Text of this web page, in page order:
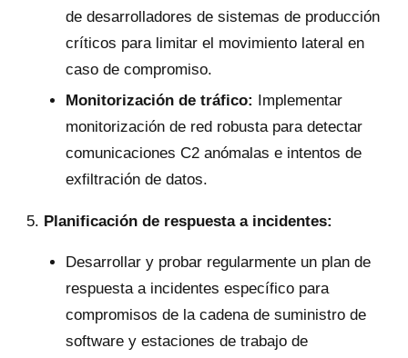
de desarrolladores de sistemas de producción
críticos para limitar el movimiento lateral en
caso de compromiso.
Monitorización de tráfico:
Implementar
monitorización de red robusta para detectar
comunicaciones C2 anómalas e intentos de
exfiltración de datos.
Planificación de respuesta a incidentes:
Desarrollar y probar regularmente un plan de
respuesta a incidentes específico para
compromisos de la cadena de suministro de
software y estaciones de trabajo de